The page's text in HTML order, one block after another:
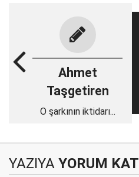
Ahmet
Taşgetiren
O şarkının iktidarı...
YAZIYA YORUM KAT